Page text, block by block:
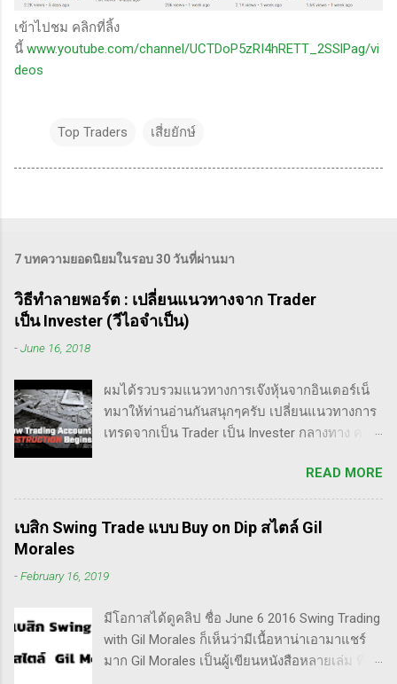
เข้าไปชม คลิกที่ลิ้ง
นี้ www.youtube.com/channel/UCTDoP5zRI4hRETT_2SSlPag/vi
deos
Top Traders เสี่ยยักษ์
7 บทความยอดนิยมในรอบ 30 วันที่ผ่านมา
วิธีทำลายพอร์ต : เปลี่ยนแนวทางจาก Trader
เป็น Invester (วีไอจำเป็น)
-June 16, 2018
ผมได้รวบรวมแนวทางการเจ๊งหุ้นจากอินเตอร์เน็
ทมาให้ท่านอ่านกันสนุกๆครับ เปลี่ยนแนวทางการ
เทรดจากเป็น Trader เป็น Invester กลางทาง คลิป
เป็น Trader แล้วต่อมาก็เปลี่ยนใจอยากเป็น
Invester ไปซะงั้น เผื่อใครไม่เข้าใจ Trader คือ
ลักษณะการเทรดที่ ไม่ถือยาว ซื้อแล้วขายในระยะ
เวลาหนึ่ง ที่สำคัญความเป็นเทรดเดอร์คือ การ
ราคาร่วงถึง 10% ก็ต้องตัดขาดทุนตามระบบแล้ว
เขามองระยะยาว ไม่สนใจต่อความผันผวนของ
ราคาในระยะสั้น อย่างวอเรน บัฟเฟต์ บอกว่า "คุณ
ไม่ควรอยู่ในตลาดหุ้น นอกเสียจากจะสามารถนั่ง
READ MORE
เบสิก Swing Trade แบบ Buy on Dip สไตล์ Gil
Morales
-February 16, 2019
มีโอกาสได้ดูคลิป ชื่อ June 6 2016 Swing Trading
with Gil Morales ก็เห็นว่ามีเนื้อหาน่าเอามาแชร์
มาก Gil Morales เป็นผู้เขียนหนังสือหลายเล่ม ที่ดัๆ